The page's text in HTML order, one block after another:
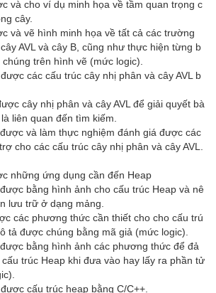
và cho ví dụ minh họa về tầm quan trọng c
cây.
và vẽ hình minh họa về tất cả các trường
AVL và cây B, cũng như thực hiện từng b
trên hình vẽ (mức logic).
các cấu trúc cây nhị phân và cây AVL b
cây nhị phân và cây AVL để giải quyết bà
liên quan đến tìm kiếm.
và làm thực nghiệm đánh giá được các
cho các cấu trúc cây nhị phân và cây AVL.
những ứng dụng cần đến Heap
bằng hình ảnh cho cấu trúc Heap và nê
lưu trữ ở dạng mảng.
các phương thức cần thiết cho cho cấu trú
tả được chúng bằng mã giả (mức logic).
bằng hình ảnh các phương thức để đả
trúc Heap khi đưa vào hay lấy ra phần tử
cấu trúc heap bằng C/C++.